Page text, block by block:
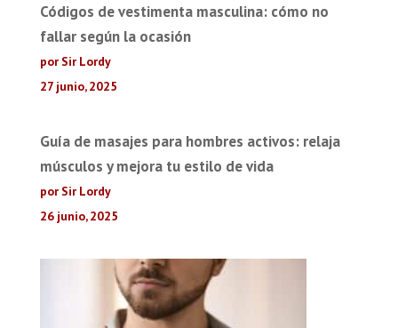
Códigos de vestimenta masculina: cómo no
fallar según la ocasión
por Sir Lordy
27 junio, 2025
Guía de masajes para hombres activos: relaja
músculos y mejora tu estilo de vida
por Sir Lordy
26 junio, 2025